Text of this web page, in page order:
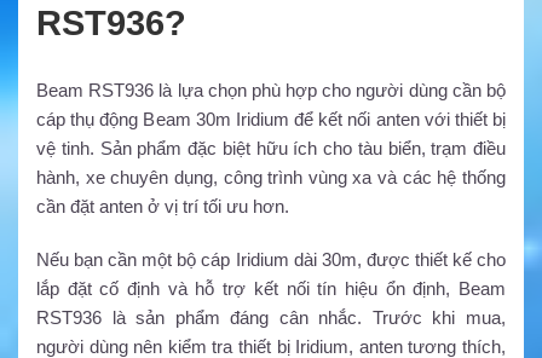
RST936?
Beam RST936 là lựa chọn phù hợp cho người dùng cần bộ
cáp thụ động Beam 30m Iridium để kết nối anten với thiết bị
vệ tinh. Sản phẩm đặc biệt hữu ích cho tàu biển, trạm điều
hành, xe chuyên dụng, công trình vùng xa và các hệ thống
cần đặt anten ở vị trí tối ưu hơn.
Nếu bạn cần một bộ cáp Iridium dài 30m, được thiết kế cho
lắp đặt cố định và hỗ trợ kết nối tín hiệu ổn định, Beam
RST936 là sản phẩm đáng cân nhắc. Trước khi mua,
người dùng nên kiểm tra thiết bị Iridium, anten tương thích,